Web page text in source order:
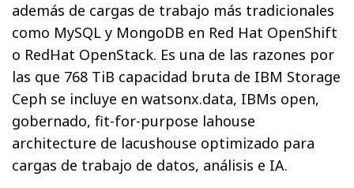
además de cargas de trabajo más tradicionales
como MySQL y MongoDB en Red Hat OpenShift
o RedHat OpenStack. Es una de las razones por
las que 768 TiB capacidad bruta de IBM Storage
Ceph se incluye en watsonx.data, IBMs open,
gobernado, fit-for-purpose lahouse
architecture de lacushouse optimizado para
cargas de trabajo de datos, análisis e IA.